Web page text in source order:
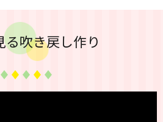
る吹き戻し作り